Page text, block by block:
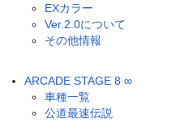
EXカラー
Ver.2.0について
その他情報
ARCADE STAGE 8 ∞
車種一覧
公道最速伝説